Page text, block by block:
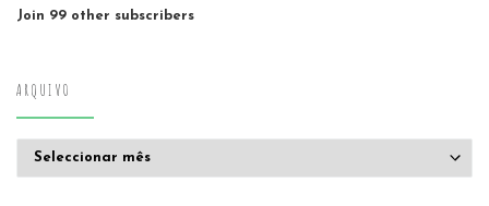
Join 99 other subscribers
ARQUIVO